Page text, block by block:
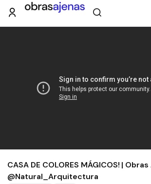
CASA DE COLORES MÁGICOS! |
@Natural_Arquitectura